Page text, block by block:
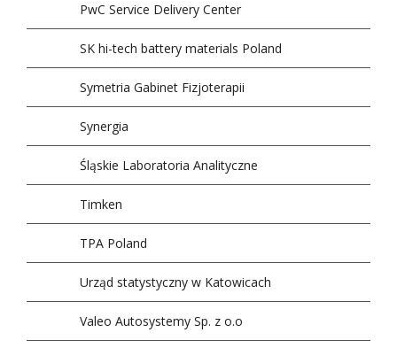
PwC Service Delivery Center
SK hi-tech battery materials Poland
Symetria Gabinet Fizjoterapii
Synergia
Śląskie Laboratoria Analityczne
Timken
TPA Poland
Urząd statystyczny w Katowicach
Valeo Autosystemy Sp. z o.o